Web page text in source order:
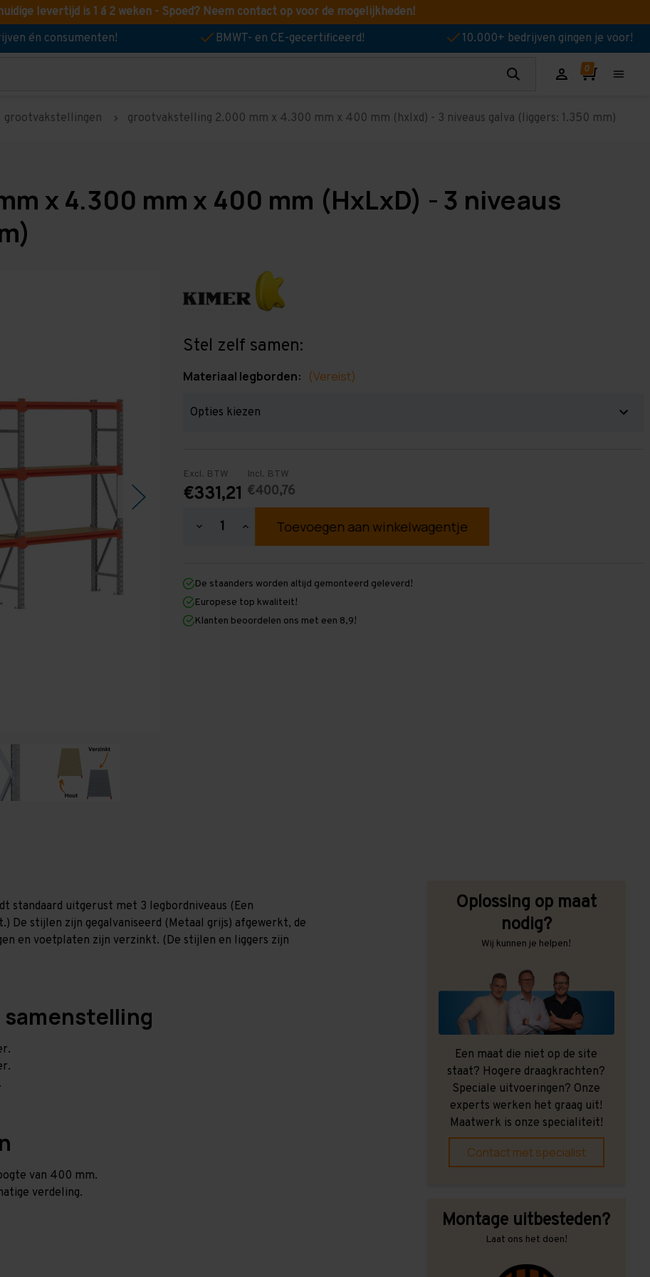
levertijd is 1 á 2 weken - Spoed? Neem contact op voor de mogelijkheden!
én consumenten! BMWT- en CE-gecertificeerd! 10.000+ bedrijven gingen je voor!
grootvakstellingen grootvakstelling 2.000 mm x 4.300 mm x 400 mm (hxlxd) - 3 niveaus galva (liggers: 1.350 mm)
x 4.300 mm x 400 mm (HxLxD) - 3 niveaus
Stel zelf samen:
Materiaal legborden: (Vereist)
Excl. BTW
€331,21
Incl. BTW
€400,76
Hoeveelheid
2.000
mm
x
4.300
mm
Hoeveelheid
verhogen
2.000
mm
x
4.300
mm
De staanders worden altijd gemonteerd geleverd!
Europese top kwaliteit!
Klanten beoordelen ons met een 8,9!
standaard uitgerust met 3 legbordniveaus (Een
De stijlen zijn gegalvaniseerd (Metaal grijs) afgewerkt, de
en voetplaten zijn verzinkt. (De stijlen en liggers zijn
van 400 mm.
verdeling.
Oplossing op maat
nodig?
Wij kunnen je helpen!
Een maat die niet op de site
staat? Hogere draagkrachten?
Speciale uitvoeringen? Onze
experts werken het graag uit!
Maatwerk is onze specialiteit!
Contact met specialist
Montage uitbesteden?
Laat ons het doen!